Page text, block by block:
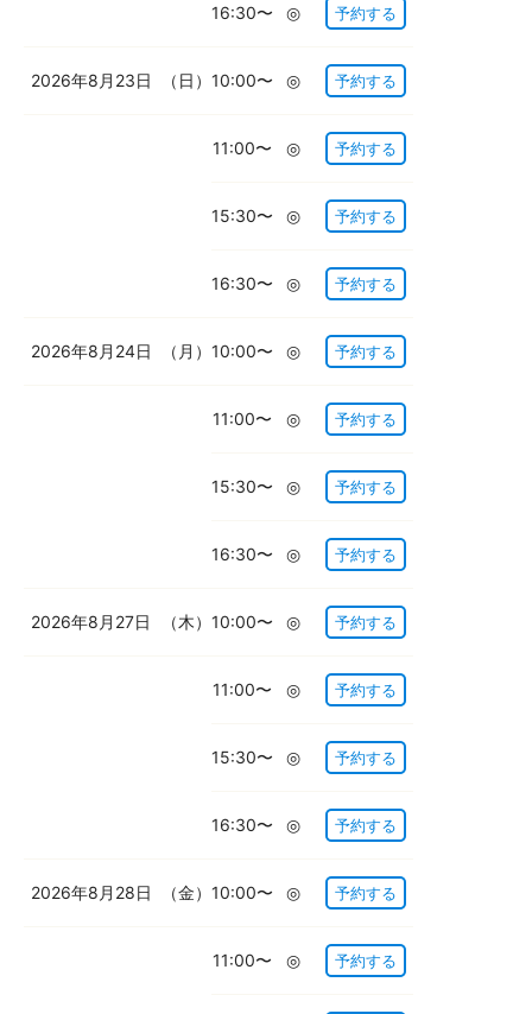
16:30〜 ◎ 予約する
2026年8月23日 （日） 10:00〜 ◎ 予約する
11:00〜 ◎ 予約する
15:30〜 ◎ 予約する
16:30〜 ◎ 予約する
2026年8月24日 （月） 10:00〜 ◎ 予約する
11:00〜 ◎ 予約する
15:30〜 ◎ 予約する
16:30〜 ◎ 予約する
2026年8月27日 （木） 10:00〜 ◎ 予約する
11:00〜 ◎ 予約する
15:30〜 ◎ 予約する
16:30〜 ◎ 予約する
2026年8月28日 （金） 10:00〜 ◎ 予約する
11:00〜 ◎ 予約する